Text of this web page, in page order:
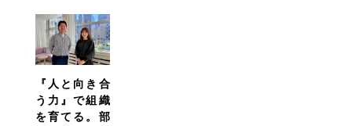
『人と向き合
う力』で組織
を育てる。部